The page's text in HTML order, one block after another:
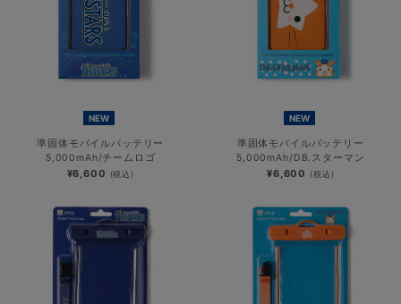
NEW
準固体モバイルバッテリー
5,000mAh/チームロゴ
¥6,600 (税込)
NEW
準固体モバイルバッテリー
5,000mAh/DB.スターマン
¥6,600 (税込)